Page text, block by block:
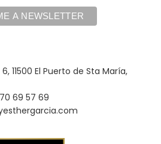
11500 El Puerto de Sta María,
69 57 69